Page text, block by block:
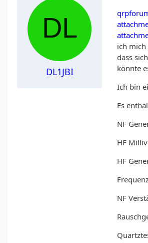
DL1JBI
ich
dass
könnte
Ich bin
Es
NF
HF
HF
NF